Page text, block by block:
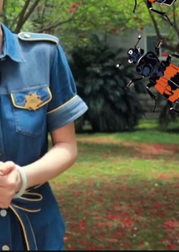
野狗骨头
忙忙碌碌寻宝藏2
我们的宿舍·归心季
爸爸当家 第五季